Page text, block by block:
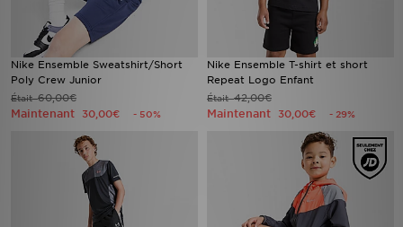
Nike Ensemble Sweatshirt/Short
Poly Crew Junior
Était60,00€
Maintenant 30,00€ - 50%
Nike Ensemble T-shirt et short
Repeat Logo Enfant
Était42,00€
Maintenant 30,00€ - 29%